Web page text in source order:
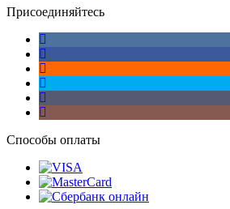
Присоединяйтесь
Способы оплаты